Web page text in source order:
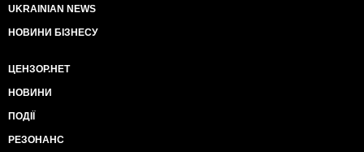
UKRAINIAN NEWS
НОВИНИ БІЗНЕСУ
ЦЕНЗОР.НЕТ
НОВИНИ
ПОДІЇ
РЕЗОНАНС